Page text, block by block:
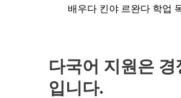
배우다 킨야 르완다 학업
다국어 지원은
입니다.